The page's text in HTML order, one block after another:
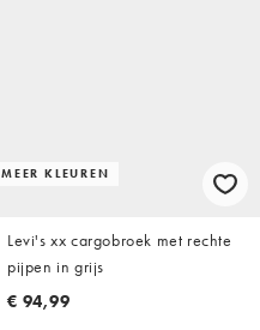
MEER KLEUREN
Levi's xx cargobroek met rechte
pijpen in grijs
€ 94,99